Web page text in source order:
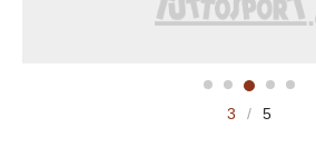
3 / 5